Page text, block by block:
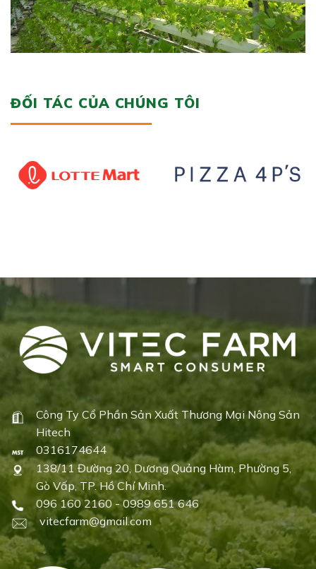
ĐỐI TÁC CỦA CHÚNG TÔI
Công Ty Cổ Phần Sản Xuất Thương Mại Nông Sản
Hitech
0316174644
138/11 Đường 20, Dương Quảng Hàm, Phường 5,
Gò Vấp, TP. Hồ Chí Minh.
096 160 2160 - 0989 651 646
vitecfarm@gmail.com